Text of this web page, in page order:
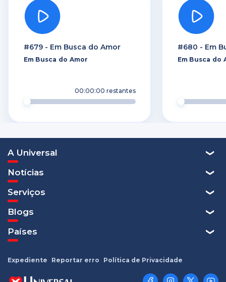
#679 - Em Busca do Amor
Em Busca do Amor
00:00:00 restantes
#680 - Em
Em Busca do
A Universal
Notícias
Serviços
Blogs
Países
Expediente Reportar erro Política de Privacidade